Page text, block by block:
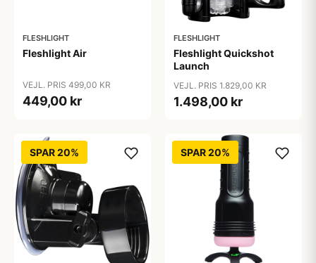
FLESHLIGHT
Fleshlight Air
VEJL. PRIS 499,00 KR
449,00 kr
FLESHLIGHT
Fleshlight Quickshot
Launch
VEJL. PRIS 1.829,00 KR
1.498,00 kr
SPAR 20% SPAR 20%